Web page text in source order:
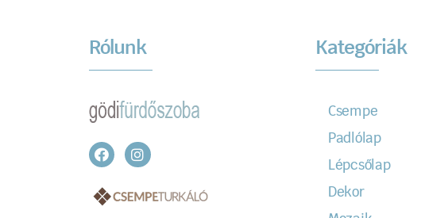
Rólunk Kategóriák
Csempe
Padlólap
Lépcsőlap
Dekor